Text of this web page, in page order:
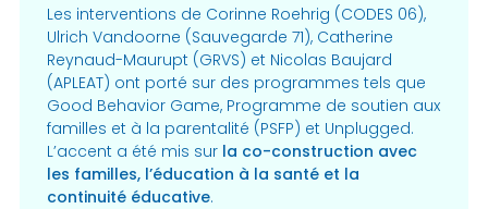
Les interventions de Corinne Roehrig (CODES 06),
Ulrich Vandoorne (Sauvegarde 71), Catherine
Reynaud-Maurupt (GRVS) et Nicolas Baujard
(APLEAT) ont porté sur des programmes tels que
Good Behavior Game, Programme de soutien aux
familles et à la parentalité (PSFP) et Unplugged.
L’accent a été mis sur la co-construction avec
les familles, l’éducation à la santé et la
continuité éducative.